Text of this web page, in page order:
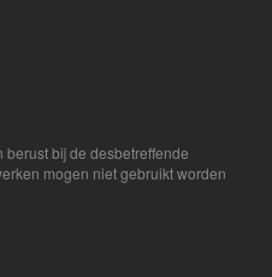
bij de desbetreffende
mogen niet gebruikt worden